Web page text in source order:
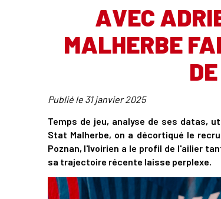
AVEC
MALHERBE
Publié le 31 janvier 2025
Temps de jeu, analyse de ses datas,
Stat Malherbe, on a décortiqué le
Poznan, l'Ivoirien a le profil de l'ailier
sa trajectoire récente laisse perplexe.